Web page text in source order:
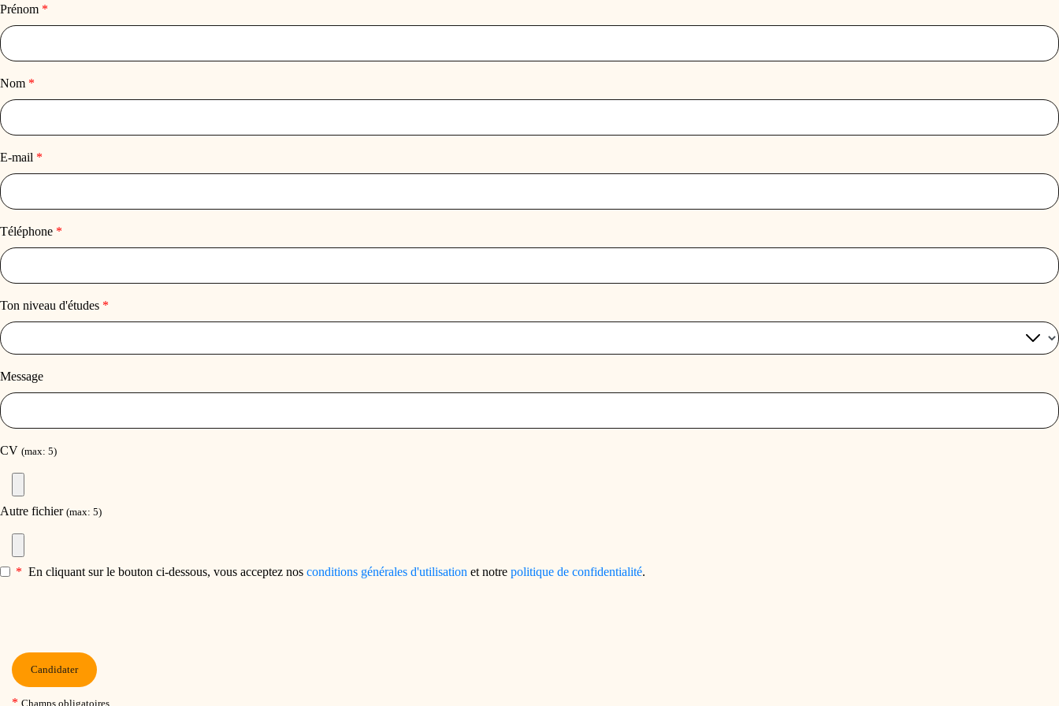
Prénom *
Nom *
E-mail *
Téléphone *
Ton niveau d'études *
Message
CV (max: 5)
Autre fichier (max: 5)
* En cliquant sur le bouton ci-dessous, vous acceptez nos conditions générales d'utilisation et notre politique de confidentialité.
Candidater
* Champs obligatoires